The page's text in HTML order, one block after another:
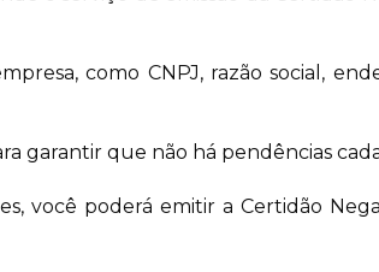
como CNPJ, razão social,
garantir que não há pendências
você poderá emitir a Certidão